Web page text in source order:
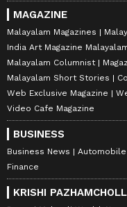
MAGAZINE
Malayalam Magazines
India Art Magazine
Malayalam Columnist
Malayalam Short Stories
Web Exclusive Magazine
Video Cafe Magazine
BUSINESS
Business News Automobile
Finance
KRISHI